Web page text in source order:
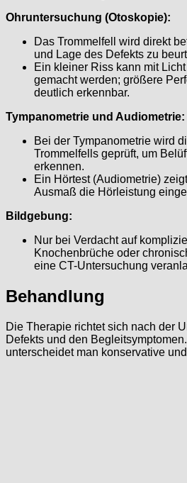
Ohruntersuchung (Otoskopie):
Das Trommelfell wird direkt
und Lage des Defekts zu
Ein kleiner Riss kann mit
gemacht werden; größere
deutlich erkennbar.
Tympanometrie und Audiometrie:
Bei der Tympanometrie wird
Trommelfells geprüft, um
erkennen.
Ein Hörtest (Audiometrie)
Ausmaß die Hörleistung
Bildgebung:
Nur bei Verdacht auf
Knochenbrüche oder
eine CT-Untersuchung
Behandlung
Die Therapie richtet sich nach der
Defekts und den
unterscheidet man konservative